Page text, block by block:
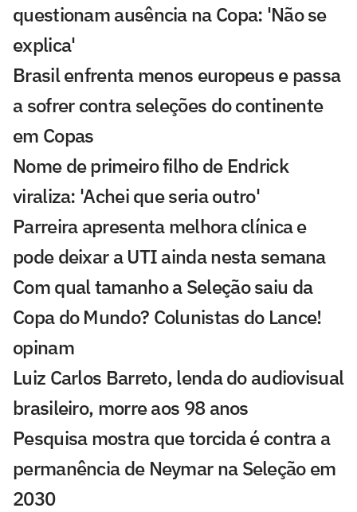
questionam ausência na Copa: 'Não se
explica'
Brasil enfrenta menos europeus e passa
a sofrer contra seleções do continente
em Copas
Nome de primeiro filho de Endrick
viraliza: 'Achei que seria outro'
Parreira apresenta melhora clínica e
pode deixar a UTI ainda nesta semana
Com qual tamanho a Seleção saiu da
Copa do Mundo? Colunistas do Lance!
opinam
Luiz Carlos Barreto, lenda do audiovisual
brasileiro, morre aos 98 anos
Pesquisa mostra que torcida é contra a
permanência de Neymar na Seleção em
2030